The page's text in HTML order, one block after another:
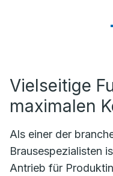
Vielseitige
maximalen
Als einer der
Brausespezialisten
Antrieb für